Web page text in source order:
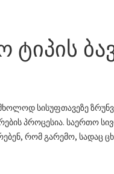
ტიპის
სისუფთავეზე
პროცესია. საერთო
რომ გარემო, სადაც